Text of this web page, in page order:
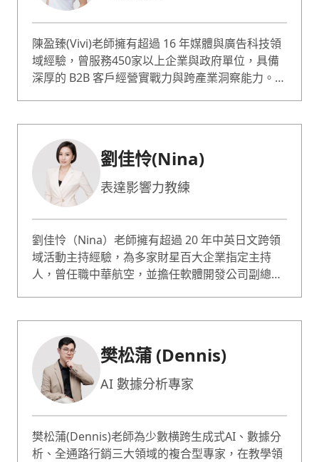
陳盈臻(Vivi)老師擁有超過 16 年媒體與廣告科技領
域經驗，曾服務450家以上企業與政府單位，具備
深厚的 B2B 客戶經營實戰力與跨產業洞察能力。雖
表、LINE BOT、Chrome 擴充功能、資料爬蟲，
甚至完整的專案管理系統。 作為一位非技術背景的
AI實作者，我最擅長的不是教原理，而是陪伴不懂
技術的人，協助拆解需求、選對工具、做出真正能
解決問題的東西，以實作中學習面對快速變化的AI
劉佳怜(Nina)
表達影響力教練
劉佳怜（Nina）老師擁有超過 20 年中英日文跨領
域活動主持經驗，為多家財星百大企業指定主持
人，曾任職中華航空，並擔任軟體開發公司副總。
表達，以及專業表達影響力。 以穩健台風、精準語
感與臨場控場能力著稱，近年轉型為表達影響力教
練。授課對象橫跨第一線客服、跨部門主管，到需
站上大型舞台的專業講者，教的不是話術，而是如
何在會議、客訴、衝突與簡報等真實現場，安頓自
戰演練為主，搭配遊戲化的教學設計，豐富的口語
表情帶動學員的學習動機與參與度。
樊松蒲 (Dennis)
AI 數據分析專家
樊松蒲(Dennis)老師為少數横跨生成式AI、數據分
析、全通路行銷三大領域的複合型專家，在教學領